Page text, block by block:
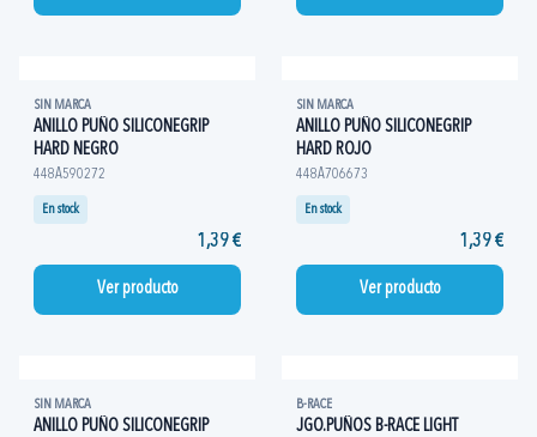
SIN MARCA
ANILLO PUÑO SILICONEGRIP
HARD NEGRO
448A590272
En stock
1,39 €
Ver producto
SIN MARCA
ANILLO PUÑO SILICONEGRIP
HARD ROJO
448A706673
En stock
1,39 €
Ver producto
SIN MARCA
ANILLO PUÑO SILICONEGRIP
B-RACE
JGO.PUÑOS B-RACE LIGHT